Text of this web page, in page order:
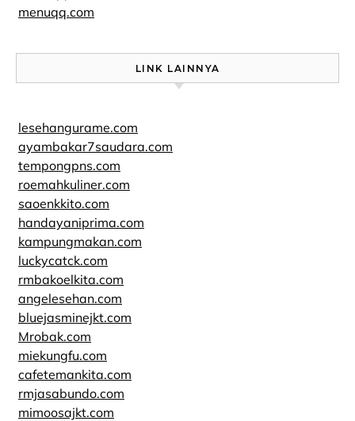
menuqq.com
LINK LAINNYA
lesehangurame.com
ayambakar7saudara.com
tempongpns.com
roemahkuliner.com
saoenkkito.com
handayaniprima.com
kampungmakan.com
luckycatck.com
rmbakoelkita.com
angelesehan.com
bluejasminejkt.com
Mrobak.com
miekungfu.com
cafetemankita.com
rmjasabundo.com
mimoosajkt.com